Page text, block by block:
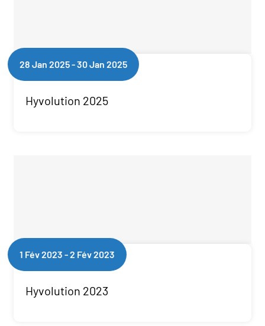
Hyvolution 2025
28 Jan 2025-30 Jan 2025
Hyvolution 2023
1 Fév 2023 -2 Fév 2023